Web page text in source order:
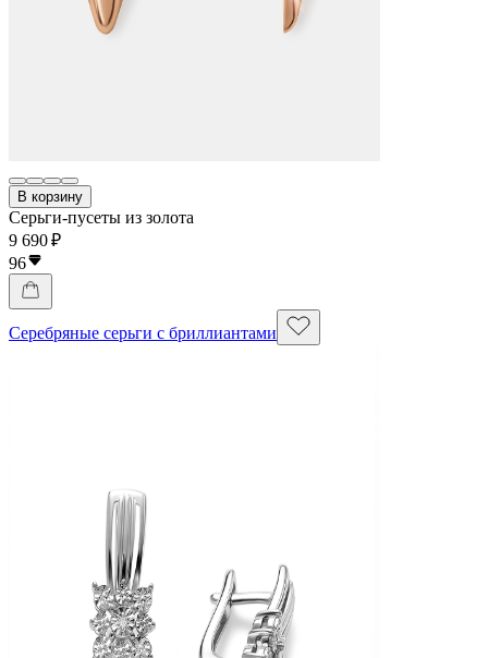
В корзину
Серьги-пусеты из золота
9 690 ₽
96
Серебряные серьги с бриллиантами